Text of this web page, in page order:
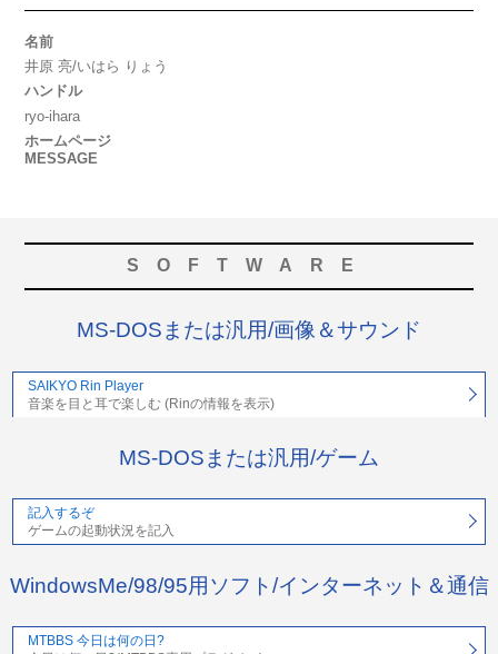
名前
井原 亮/いはら りょう
ハンドル
ryo-ihara
ホームページ
MESSAGE
SOFTWARE
MS-DOSまたは汎用/画像＆サウンド
SAIKYO Rin Player
音楽を目と耳で楽しむ (Rinの情報を表示)
MS-DOSまたは汎用/ゲーム
記入するぞ
ゲームの起動状況を記入
WindowsMe/98/95用ソフト/インターネット＆通信
MTBBS 今日は何の日?